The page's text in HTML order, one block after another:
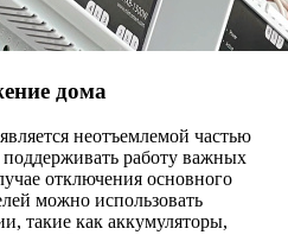
дома
неотъемлемой частью
работу важных
отключения основного
можно использовать
такие как аккумуляторы,